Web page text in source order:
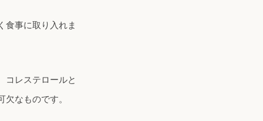
食事に取り入れま
コレステロールと
なものです。